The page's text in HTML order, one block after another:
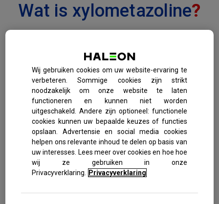
Wat is xylometazoline?
ingrediënt verlicht snel de verstopping van de
neus en blijft werken gedurende tot wel tien
uren. Het werkt rechtstreeks in op de bloedvaten
in de neus. Door snel in te werken op het
aangetaste gebied, kan de Xylometazoline in
Otrivine Tegen Neusverstopping snel en
effectief de zwelling verminderen, de sinussen
vrij maken en de verstopping verlichten.
Wij gebruiken cookies om uw website-ervaring te
verbeteren. Sommige cookies zijn strikt
noodzakelijk om onze website te laten
functioneren en kunnen niet worden
uitgeschakeld. Andere zijn optioneel: functionele
cookies kunnen uw bepaalde keuzes of functies
opslaan. Advertensie en social media cookies
helpen ons relevante inhoud te delen op basis van
uw interesses. Lees meer over cookies en hoe hoe
wij ze gebruiken in onze
Privacyverklaring.
Privacyverklaring